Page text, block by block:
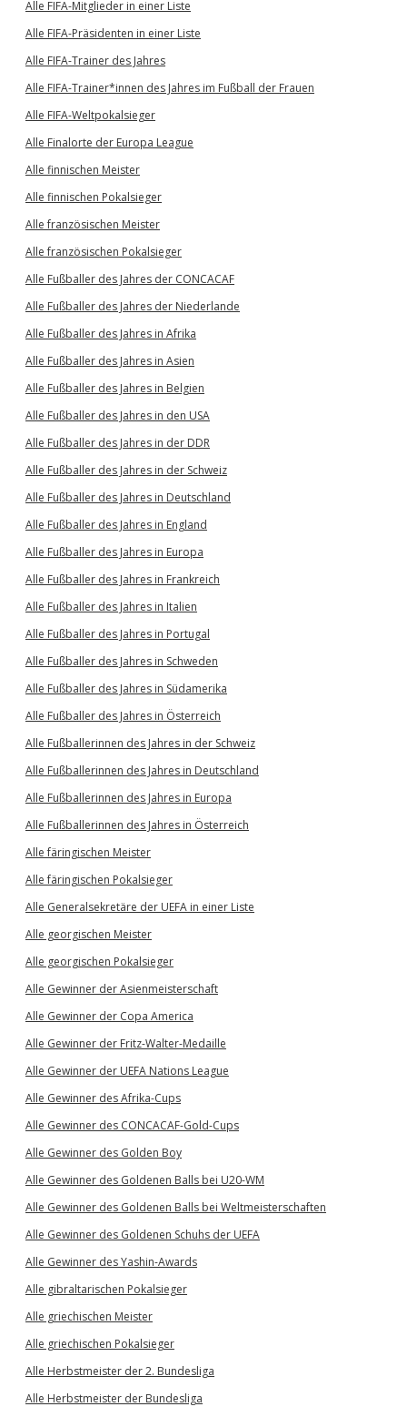
Alle FIFA-Mitglieder in einer Liste
Alle FIFA-Präsidenten in einer Liste
Alle FIFA-Trainer des Jahres
Alle FIFA-Trainer*innen des Jahres im Fußball der Frauen
Alle FIFA-Weltpokalsieger
Alle Finalorte der Europa League
Alle finnischen Meister
Alle finnischen Pokalsieger
Alle französischen Meister
Alle französischen Pokalsieger
Alle Fußballer des Jahres der CONCACAF
Alle Fußballer des Jahres der Niederlande
Alle Fußballer des Jahres in Afrika
Alle Fußballer des Jahres in Asien
Alle Fußballer des Jahres in Belgien
Alle Fußballer des Jahres in den USA
Alle Fußballer des Jahres in der DDR
Alle Fußballer des Jahres in der Schweiz
Alle Fußballer des Jahres in Deutschland
Alle Fußballer des Jahres in England
Alle Fußballer des Jahres in Europa
Alle Fußballer des Jahres in Frankreich
Alle Fußballer des Jahres in Italien
Alle Fußballer des Jahres in Portugal
Alle Fußballer des Jahres in Schweden
Alle Fußballer des Jahres in Südamerika
Alle Fußballer des Jahres in Österreich
Alle Fußballerinnen des Jahres in der Schweiz
Alle Fußballerinnen des Jahres in Deutschland
Alle Fußballerinnen des Jahres in Europa
Alle Fußballerinnen des Jahres in Österreich
Alle färingischen Meister
Alle färingischen Pokalsieger
Alle Generalsekretäre der UEFA in einer Liste
Alle georgischen Meister
Alle georgischen Pokalsieger
Alle Gewinner der Asienmeisterschaft
Alle Gewinner der Copa America
Alle Gewinner der Fritz-Walter-Medaille
Alle Gewinner der UEFA Nations League
Alle Gewinner des Afrika-Cups
Alle Gewinner des CONCACAF-Gold-Cups
Alle Gewinner des Golden Boy
Alle Gewinner des Goldenen Balls bei U20-WM
Alle Gewinner des Goldenen Balls bei Weltmeisterschaften
Alle Gewinner des Goldenen Schuhs der UEFA
Alle Gewinner des Yashin-Awards
Alle gibraltarischen Pokalsieger
Alle griechischen Meister
Alle griechischen Pokalsieger
Alle Herbstmeister der 2. Bundesliga
Alle Herbstmeister der Bundesliga